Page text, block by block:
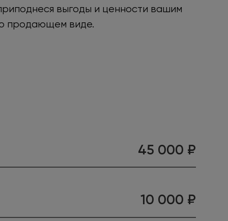
выгоды и ценности вашим
продающем виде.
45 000 ₽
10 000 ₽